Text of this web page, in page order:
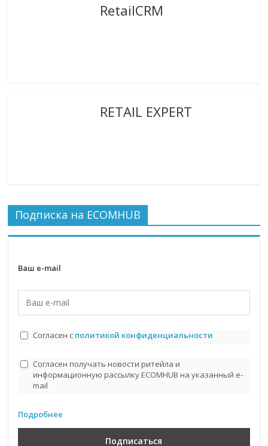
RetailCRM
RETAIL EXPERT
Подписка на ECOMHUB
Ваш e-mail
Согласен с политикой конфиденциальности
Согласен получать новости ритейла и
информационную рассылку ECOMHUB на указанный e-
mail
Подробнее